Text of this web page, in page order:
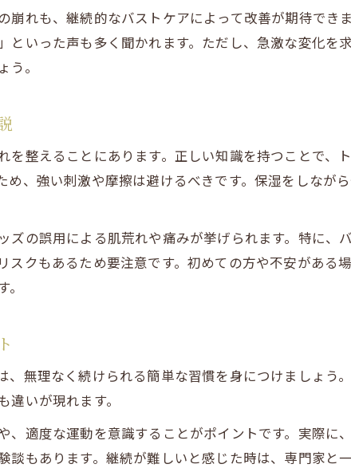
ハンドケアとバストケアの相乗効果とは何か
バスト悩みを解消へ導くセルフケアのすすめ
バストケアのセルフチェック法と実践ポイント
悩みに合わせたバストケアセルフケア方法
崩れも、継続的なバストケアによって改善が期待でき
といった声も多く聞かれます。ただし、急激な変化を
。
を整えることにあります。正しい知識を持つことで、
め、強い刺激や摩擦は避けるべきです。保湿をしなが
ズの誤用による肌荒れや痛みが挙げられます。特に、
スクもあるため要注意です。初めての方や不安がある
、無理なく続けられる簡単な習慣を身につけましょう
いが現れます。
、適度な運動を意識することがポイントです。実際に
談もあります。継続が難しいと感じた時は、専門家と